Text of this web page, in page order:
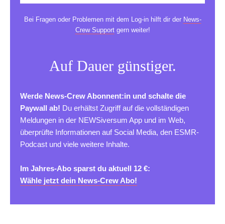
Bei Fragen oder Problemen mit dem Log-in hilft dir der News-
Crew Supportgern weiter!
Auf Dauer günstiger.
Werde News-Crew Abonnent:in und schalte die
Paywall ab! Du erhältst Zugriff auf die vollständigen
Meldungen in der NEWSiversum App und im Web,
überprüfte Informationen auf Social Media, den ESMR-
Podcast und viele weitere Inhalte.
Im Jahres-Abo sparst du aktuell 12 €:
Wähle jetzt dein News-Crew Abo!